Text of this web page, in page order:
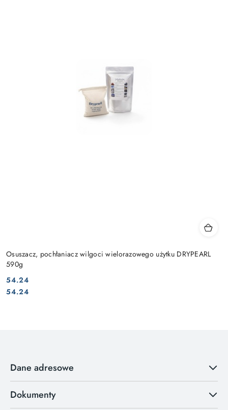
Osuszacz, pochłaniacz wilgoci wielorazowego użytku DRYPEARL
590g
Cena:
54.24
Cena:
54.24
Dane adresowe
Dokumenty